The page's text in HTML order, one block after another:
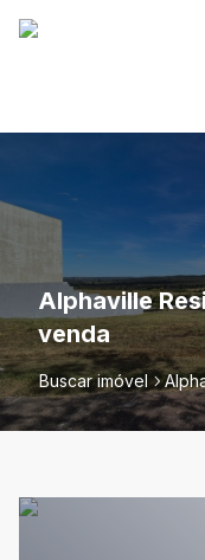
Alphaville
venda
Buscar imóvel